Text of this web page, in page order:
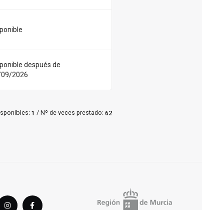
después de
2026
1 / Nº de veces prestado: 62
instagram